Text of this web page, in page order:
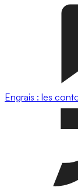
Engrais : les